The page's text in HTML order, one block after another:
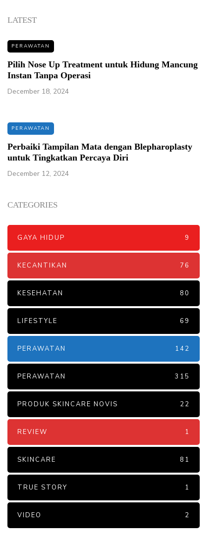
LATEST
PERAWATAN
Pilih Nose Up Treatment untuk Hidung Mancung
Instan Tanpa Operasi
December 18, 2024
PERAWATAN
Perbaiki Tampilan Mata dengan Blepharoplasty
untuk Tingkatkan Percaya Diri
December 12, 2024
CATEGORIES
GAYA HIDUP 9
KECANTIKAN 76
KESEHATAN 80
LIFESTYLE 69
PERAWATAN 142
PERAWATAN 315
PRODUK SKINCARE NOVIS 22
REVIEW 1
SKINCARE 81
TRUE STORY 1
VIDEO 2